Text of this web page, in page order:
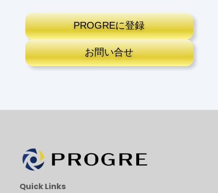
PROGREに登録
お問い合せ
Quick Links